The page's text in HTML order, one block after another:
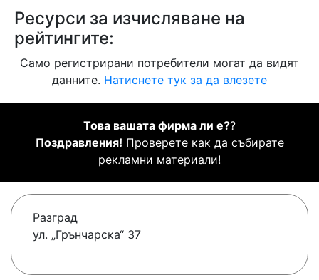
Ресурси за изчисляване на
рейтингите:
Само регистрирани потребители могат да видят
данните. Натиснете тук за да влезете
Това вашата фирма ли е??
Поздравления! Проверете как да събирате
рекламни материали!
Разград
ул. „Грънчарска“ 37